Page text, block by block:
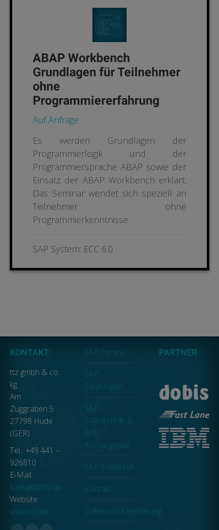
ABAP Workbench
Grundlagen für Teilnehmer
ohne
Programmiererfahrung
Auf Anfrage
Es werden Grundlagen der
Programmierlogik und der
Programmiersprache ABAP sowie der
Einsatz der ABAP Workbench erklärt.
Das Seminar wendet sich speziell an
Teilnehmer ohne
Programmierkenntnisse.
SAP System: ECC 6.0
KONTAKT:
ttz gmbh & co.
kg
Am
Zuggraben 5
27798 Hude
(GER)
Tel.: +49 441 –
926810
E-Mail:
kontakt@ttz.de
Website:
www.ttz.de
SAP for you
SAP
Leistungen
SAP
S/4HANA® &
ECC
Kursangebot
SAP S/4HANA
Kontakt
Datenschutzerklärung
PARTNER